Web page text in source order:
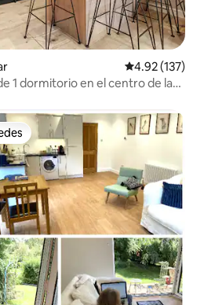
Calificación
4.92 (137)
1 dormitorio en el centro de la
preferido